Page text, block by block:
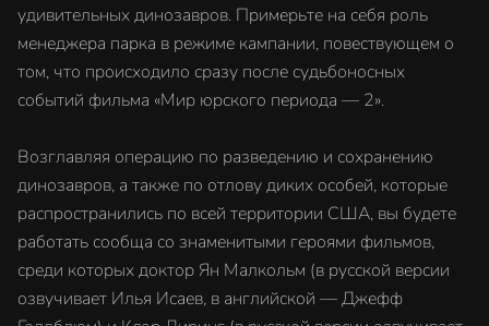
удивительных динозавров. Примерьте на себя роль
менеджера парка в режиме кампании, повествующем о
том, что происходило сразу после судьбоносных
событий фильма «Мир юрского периода — 2».
Возглавляя операцию по разведению и сохранению
динозавров, а также по отлову диких особей, которые
распространились по всей территории США, вы будете
работать сообща со знаменитыми героями фильмов,
среди которых доктор Ян Малкольм (в русской версии
озвучивает Илья Исаев, в английской — Джефф